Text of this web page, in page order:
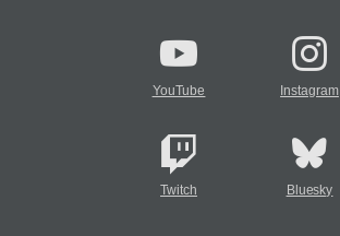
YouTube Instagram
Twitch Bluesky